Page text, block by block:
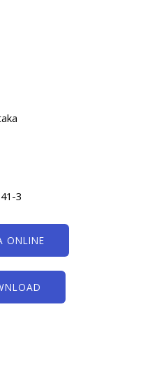
3
ONLINE